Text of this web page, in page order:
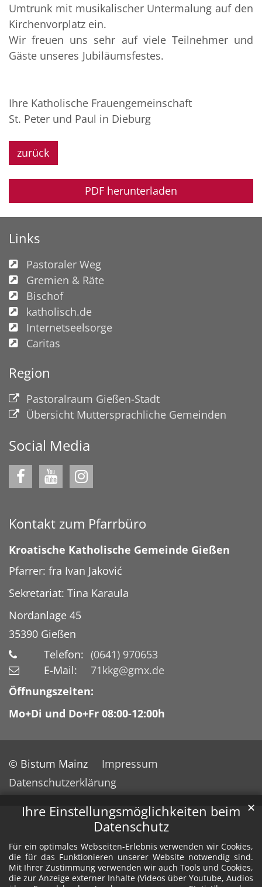
Ihre Einstellungsmöglichkeiten beim
Datenschutz
Für ein optimales Webseiten-Erlebnis verwenden wir Cookies,
die für das Funktionieren unserer Website notwendig sind.
Mit Ihrer Zustimmung verwenden wir auch Tools und Cookies,
die zur Anzeige externer Inhalte (Videos über Youtube, Audios
✕
Umtrunk mit musikalischer Untermalung auf den
Kirchenvorplatz ein.
Wir freuen uns sehr auf viele Teilnehmer und
Gäste unseres Jubiläumsfestes.
Ihre Katholische Frauengemeinschaft
St. Peter und Paul in Dieburg
zurück
PDF herunterladen
Links
Pastoraler Weg
Gremien & Räte
Bischof
katholisch.de
Internetseelsorge
Caritas
Region
Pastoralraum Gießen-Stadt
Übersicht Muttersprachliche Gemeinden
Social Media
Kontakt zum Pfarrbüro
Kroatische Katholische Gemeinde Gießen
Pfarrer: fra Ivan Jaković
Sekretariat: Tina Karaula
Nordanlage 45
35390 Gießen
Telefon: (0641) 970653
E-Mail:
71kkg@gmx.de
Öffnungszeiten:
Mo+Di und Do+Fr 08:00-12:00h
© Bistum Mainz
Impressum
Datenschutzerklärung